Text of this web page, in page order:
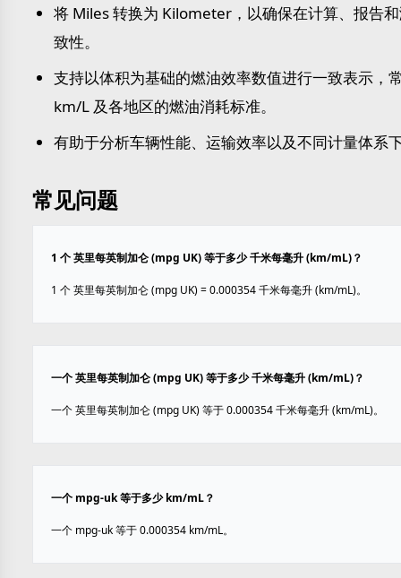
将 Miles 转换为 Kilometer，以确保在计算、报告
致性。
支持以体积为基础的燃油效率数值进行一致表示，
km/L 及各地区的燃油消耗标准。
有助于分析车辆性能、运输效率以及不同计量体系
常见问题
1 个 英里每英制加仑 (mpg UK) 等于多少 千米每毫升 (km/mL)？
1 个 英里每英制加仑 (mpg UK) = 0.000354 千米每毫升 (km/mL)。
一个 英里每英制加仑 (mpg UK) 等于多少 千米每毫升 (km/mL)？
一个 英里每英制加仑 (mpg UK) 等于 0.000354 千米每毫升 (km/mL)。
一个 mpg-uk 等于多少 km/mL？
一个 mpg-uk 等于 0.000354 km/mL。